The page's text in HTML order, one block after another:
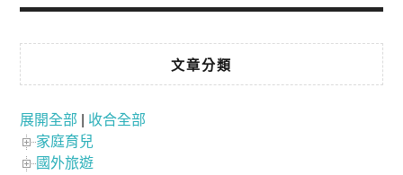
文章分類
展開全部
收合全部
家庭育兒
國外旅遊